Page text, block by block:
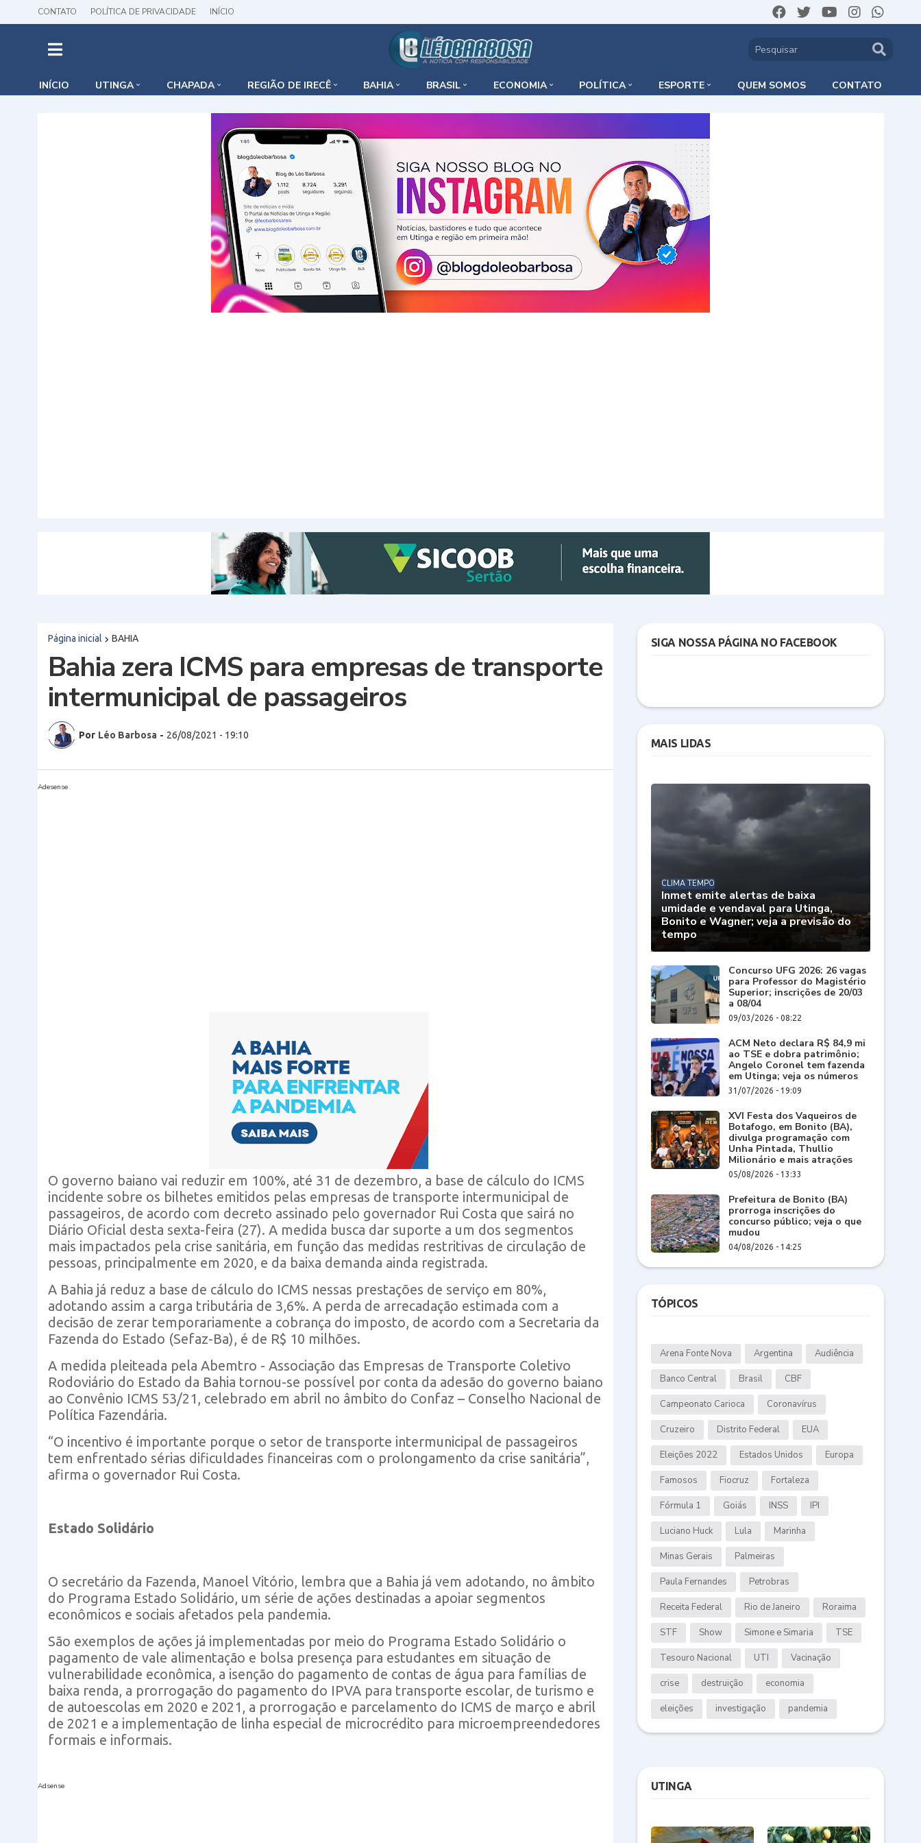
CONTATO POLÍTICA DE PRIVACIDADE INÍCIO
INÍCIO UTINGA CHAPADA REGIÃO DE IRECÊ BAHIA BRASIL ECONOMIA POLÍTICA ESPORTE QUEM SOMOS CONTATO
Página inicial BAHIA
Bahia zera ICMS para empresas de transporte
intermunicipal de passageiros
Por Léo Barbosa - 26/08/2021 - 19:10
Adesense
O governo baiano vai reduzir em 100%, até 31 de dezembro, a base de cálculo do ICMS
incidente sobre os bilhetes emitidos pelas empresas de transporte intermunicipal de
passageiros, de acordo com decreto assinado pelo governador Rui Costa que sairá no
Diário Oficial desta sexta-feira (27). A medida busca dar suporte a um dos segmentos
mais impactados pela crise sanitária, em função das medidas restritivas de circulação de
pessoas, principalmente em 2020, e da baixa demanda ainda registrada.
A Bahia já reduz a base de cálculo do ICMS nessas prestações de serviço em 80%,
adotando assim a carga tributária de 3,6%. A perda de arrecadação estimada com a
decisão de zerar temporariamente a cobrança do imposto, de acordo com a Secretaria da
Fazenda do Estado (Sefaz-Ba), é de R$ 10 milhões.
A medida pleiteada pela Abemtro - Associação das Empresas de Transporte Coletivo
Rodoviário do Estado da Bahia tornou-se possível por conta da adesão do governo baiano
ao Convênio ICMS 53/21, celebrado em abril no âmbito do Confaz – Conselho Nacional de
Política Fazendária.
“O incentivo é importante porque o setor de transporte intermunicipal de passageiros
tem enfrentado sérias dificuldades financeiras com o prolongamento da crise sanitária”,
afirma o governador Rui Costa.
Estado Solidário
O secretário da Fazenda, Manoel Vitório, lembra que a Bahia já vem adotando, no âmbito
do Programa Estado Solidário, um série de ações destinadas a apoiar segmentos
econômicos e sociais afetados pela pandemia.
São exemplos de ações já implementadas por meio do Programa Estado Solidário o
pagamento de vale alimentação e bolsa presença para estudantes em situação de
vulnerabilidade econômica, a isenção do pagamento de contas de água para famílias de
baixa renda, a prorrogação do pagamento do IPVA para transporte escolar, de turismo e
de autoescolas em 2020 e 2021, a prorrogação e parcelamento do ICMS de março e abril
de 2021 e a implementação de linha especial de microcrédito para microempreendedores
formais e informais.
Adsense
SIGA NOSSA PÁGINA NO FACEBOOK
MAIS LIDAS
CLIMA TEMPO
Inmet emite alertas de baixa
umidade e vendaval para Utinga,
Bonito e Wagner; veja a previsão do
tempo
Concurso UFG 2026: 26 vagas
para Professor do Magistério
Superior; inscrições de 20/03
a 08/04
09/03/2026 - 08:22
ACM Neto declara R$ 84,9 mi
ao TSE e dobra patrimônio;
Angelo Coronel tem fazenda
em Utinga; veja os números
31/07/2026 - 19:09
XVI Festa dos Vaqueiros de
Botafogo, em Bonito (BA),
divulga programação com
Unha Pintada, Thullio
Milionário e mais atrações
05/08/2026 - 13:33
Prefeitura de Bonito (BA)
prorroga inscrições do
concurso público; veja o que
mudou
04/08/2026 - 14:25
TÓPICOS
Arena Fonte Nova Argentina Audiência
Banco Central Brasil CBF
Campeonato Carioca Coronavírus
Cruzeiro Distrito Federal EUA
Eleições 2022 Estados Unidos Europa
Famosos Fiocruz Fortaleza
Fórmula 1 Goiás INSS IPI
Luciano Huck Lula Marinha
Minas Gerais Palmeiras
Paula Fernandes Petrobras
Receita Federal Rio de Janeiro Roraima
STF Show Simone e Simaria TSE
Tesouro Nacional UTI Vacinação
crise destruição economia
eleições investigação pandemia
UTINGA